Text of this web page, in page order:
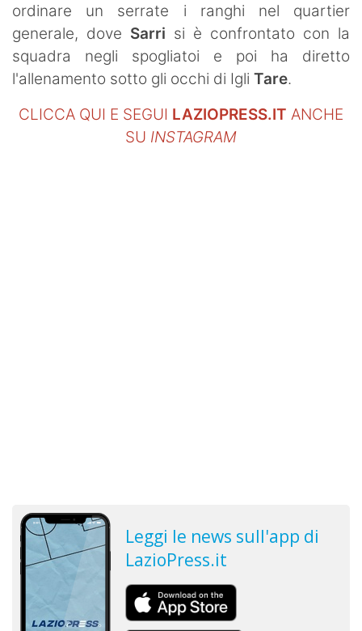
ordinare un serrate i ranghi nel quartier
generale, dove Sarri si è confrontato con la
squadra negli spogliatoi e poi ha diretto
l'allenamento sotto gli occhi di Igli Tare.
CLICCA QUI E SEGUI LAZIOPRESS.IT ANCHE
SU INSTAGRAM